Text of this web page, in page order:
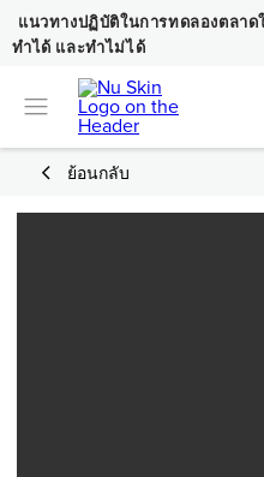
แนวทางปฏิบัติในการทดลองตลาด
ทำได้ และทำไม่ได้
ย้อนกลับ